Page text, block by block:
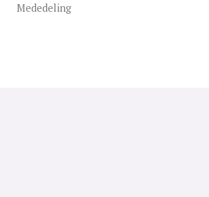
Mededeling